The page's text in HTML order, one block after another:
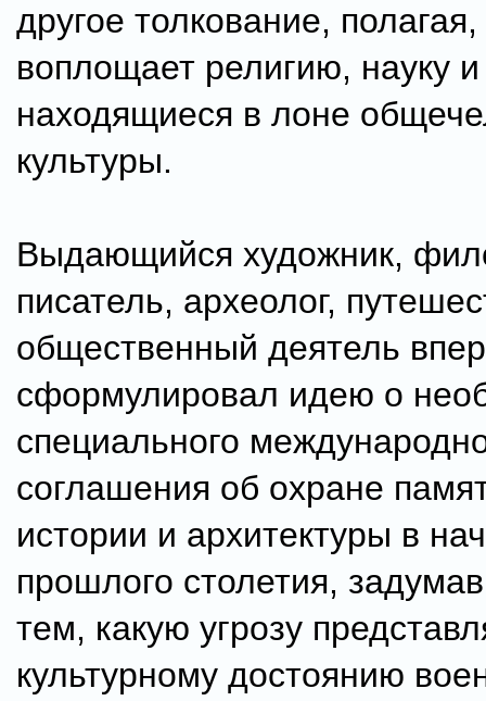
другое толкование, полагая,
воплощает религию, науку и
находящиеся в лоне
культуры.
Выдающийся художник,
писатель, археолог,
общественный деятель
сформулировал идею о
специального
соглашения об охране
истории и архитектуры в
прошлого столетия,
тем, какую угрозу
культурному достоянию